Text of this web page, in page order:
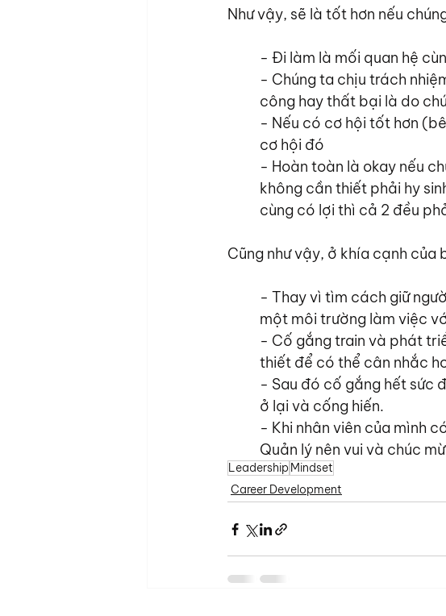
Như vậy, sẽ là tốt hơn nếu
- Đi làm là mối quan hệ
- Chúng ta chịu trách
công hay thất bại là do
- Nếu có cơ hội tốt hơn
cơ hội đó
- Hoàn toàn là okay nếu
không cần thiết phải hy
cùng có lợi thì cả 2 đều
Cũng như vậy, ở khía cạnh của
- Thay vì tìm cách giữ
một môi trường làm việc
- Cố gắng train và phát
thiết để có thể cân nhắc
- Sau đó cố gắng hết sức
ở lại và cống hiến.
- Khi nhân viên của mình
Quản lý nên vui và chúc
Leadership Mindset
Career Development